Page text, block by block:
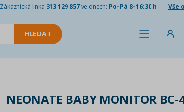
Zákaznická linka 313 129 857ve dnech: Po–Pá 8–16:30 h Vše
NEONATE BABY MONITOR BC-